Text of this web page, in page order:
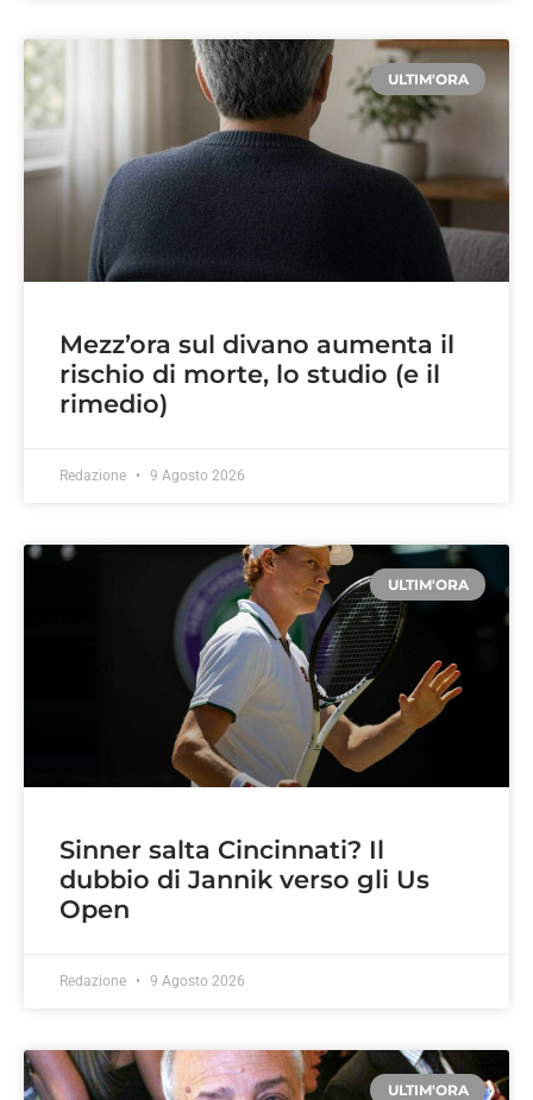
ULTIM'ORA
Mezz’ora sul divano aumenta il
rischio di morte, lo studio (e il
rimedio)
Redazione 9 Agosto 2026
ULTIM'ORA
Sinner salta Cincinnati? Il
dubbio di Jannik verso gli Us
Open
Redazione 9 Agosto 2026
ULTIM'ORA